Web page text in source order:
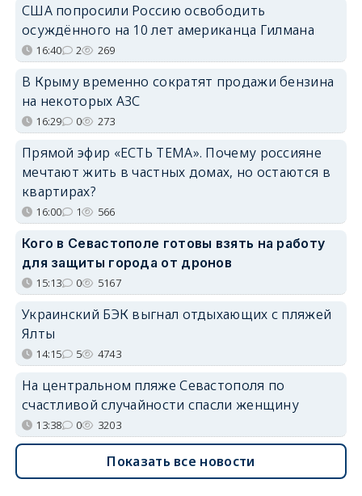
США попросили Россию освободить
осуждённого на 10 лет американца Гилмана
16:40 2 269
В Крыму временно сократят продажи бензина
на некоторых АЗС
16:29 0 273
Прямой эфир «ЕСТЬ ТЕМА». Почему россияне
мечтают жить в частных домах, но остаются в
квартирах?
16:00 1 566
Кого в Севастополе готовы взять на работу
для защиты города от дронов
15:13 0 5167
Украинский БЭК выгнал отдыхающих с пляжей
Ялты
14:15 5 4743
На центральном пляже Севастополя по
счастливой случайности спасли женщину
13:38 0 3203
Показать все новости